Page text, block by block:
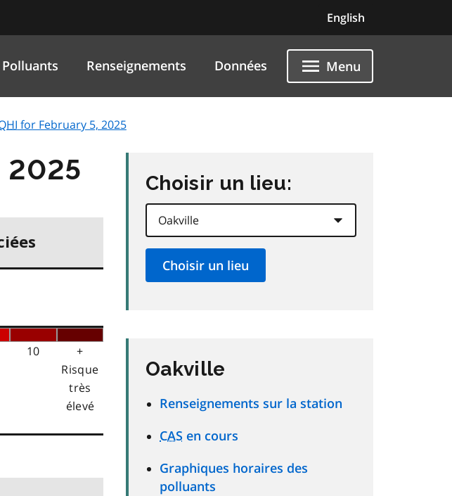
English
Polluants Renseignements Données Menu
for February 5, 2025
2025
10
+
Risque
très
élevé
Choisir un lieu:
Oakville
Renseignements sur la station
CAS en cours
Graphiques horaires des
polluants